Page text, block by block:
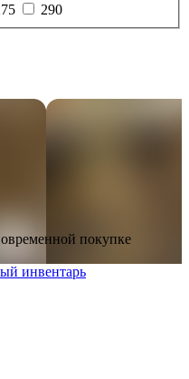
290
покупке
инвентарь